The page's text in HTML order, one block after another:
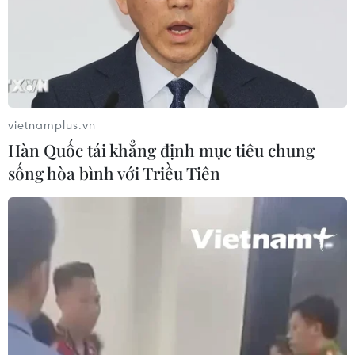
động cho nhà phát triển
Doanh thu AI của Microsoft phụ
thuộc phần lớn vào đối tác OpenAI
06/08/2026 06:31
Tây Ninh: Tạo điều kiện hình thành
doanh nghiệp công nghệ chiến lược
06/08/2026 04:45
Từ mở rộng số lượng đến nâng cao
chất lượng doanh nghiệp tư nhân ở
vietnamplus.vn
Hàn Quốc tái khẳng định mục tiêu chung
sống hòa bình với Triều Tiên